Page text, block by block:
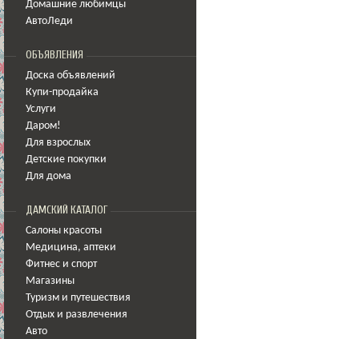
Домашние любимцы
АвтоЛеди
ОБЪЯВЛЕНИЯ
Доска объявлений
Купи-продайка
Услуги
Даром!
Для взрослых
Детские покупки
Для дома
ДАМСКИЙ КАТАЛОГ
Салоны красоты
Медицина, аптеки
Фитнес и спорт
Магазины
Туризм и путешествия
Отдых и развлечения
Авто